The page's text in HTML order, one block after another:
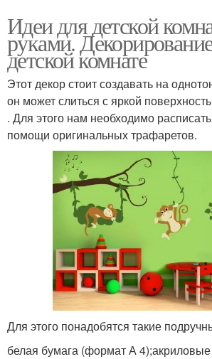
Идеи для детской
руками.
детской комнате
Этот декор стоит создавать на
он может слиться с яркой
. Для этого нам необходимо
помощи оригинальных трафаретов.
Для этого понадобятся такие
белая бумага (формат А 4);акриловые